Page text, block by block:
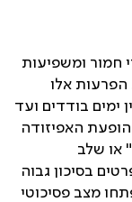
חמור ומשפיעות
הפרעות אלו
בודדים ועד
האפיזודה
או שלב
בסיכון גבוה
היא שכ-30% מהם יפתחו מצב פסיכוטי